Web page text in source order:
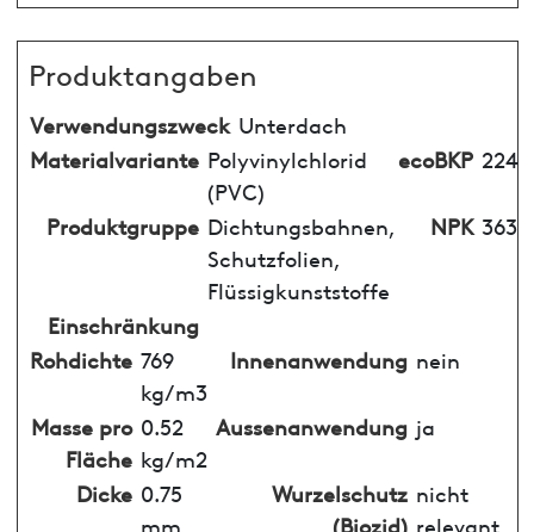
Produktangaben
Verwendungszweck Unterdach
Materialvariante Polyvinylchlorid
(PVC)
ecoBKP 224
Produktgruppe Dichtungsbahnen,
Schutzfolien,
Flüssigkunststoffe
NPK 363
Einschränkung
Rohdichte 769
kg/m3
Innenanwendung nein
Masse pro
Fläche
0.52
kg/m2
Aussenanwendung ja
Dicke 0.75
mm
Wurzelschutz
(Biozid)
nicht
relevant